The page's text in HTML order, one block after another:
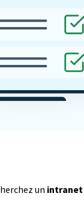
un intranet